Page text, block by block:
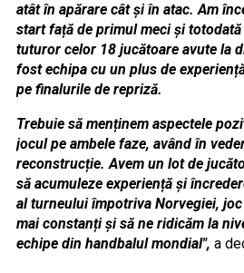
atât în apărare cât și în atac. Am
start față de primul meci și
tuturor celor 18 jucătoare avute la
fost echipa cu un plus de
pe finalurile de repriză.
Trebuie să menținem aspectele
jocul pe ambele faze, având în
reconstrucție. Avem un lot de
să acumuleze experiență și
al turneului împotriva Norvegiei,
mai constanți și să ne ridicăm la
echipe din handbalul mondial", a